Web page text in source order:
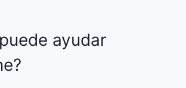
ayudar